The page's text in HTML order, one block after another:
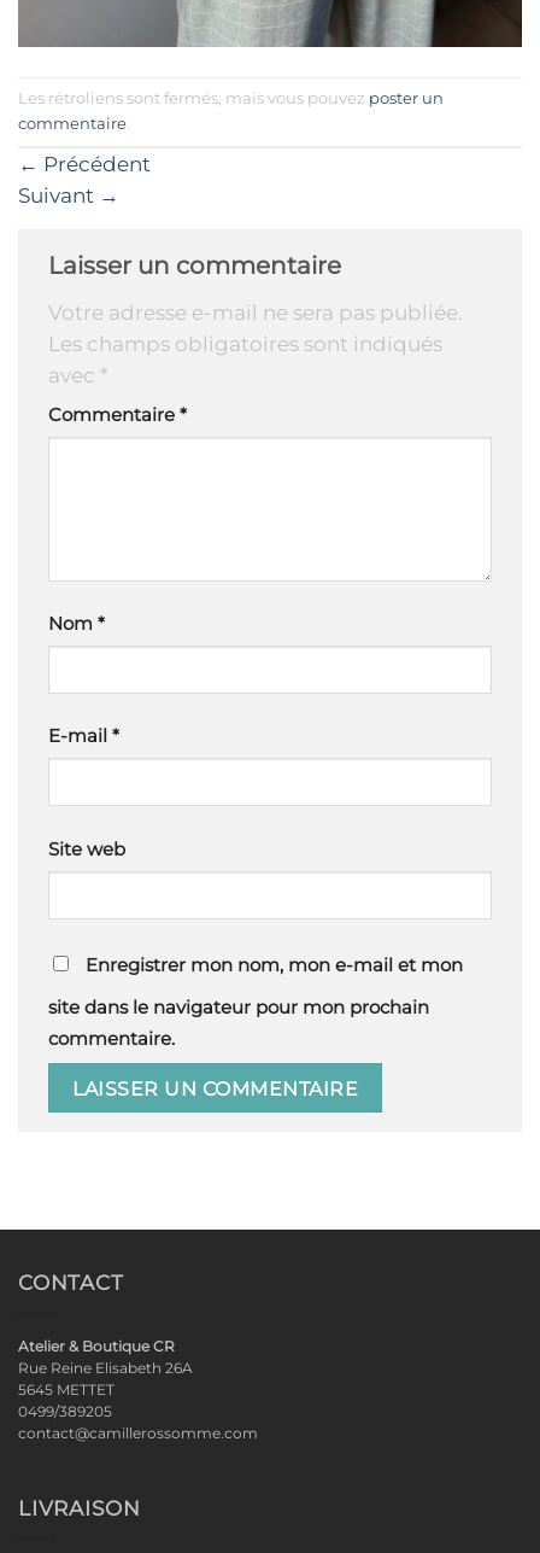
Les rétroliens sont fermés, mais vous pouvez poster un
commentaire.
← Précédent
Suivant →
Laisser un commentaire
Votre adresse e-mail ne sera pas publiée.
Les champs obligatoires sont indiqués
avec *
Commentaire *
Nom *
E-mail *
Site web
Enregistrer mon nom, mon e-mail et mon
site dans le navigateur pour mon prochain
commentaire.
CONTACT
Atelier & Boutique CR
Rue Reine Elisabeth 26A
5645 METTET
0499/389205
contact@camillerossomme.com
LIVRAISON